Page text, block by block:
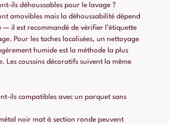
ils déhoussables pour le lavage ?
amovibles mais la déhoussabilité dépend
il est recommandé de vérifier l’étiquette
Pour les taches localisées, un nettoyage
humide est la méthode la plus
Les coussins décoratifs suivent la même
ils compatibles avec un parquet sans
noir mat à section ronde peuvent